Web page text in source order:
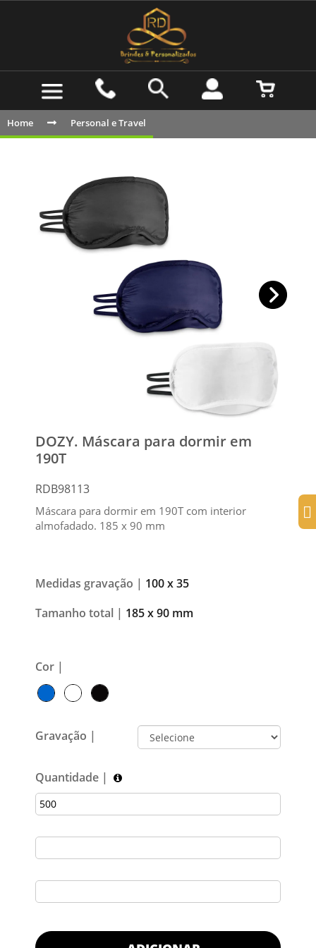
Home Personal e Travel
DOZY. Máscara para dormir em
190T
RDB98113
Máscara para dormir em 190T com interior
almofadado. 185 x 90 mm
Medidas gravação | 100 x 35
Tamanho total | 185 x 90 mm
Cor |
Gravação |
Quantidade |